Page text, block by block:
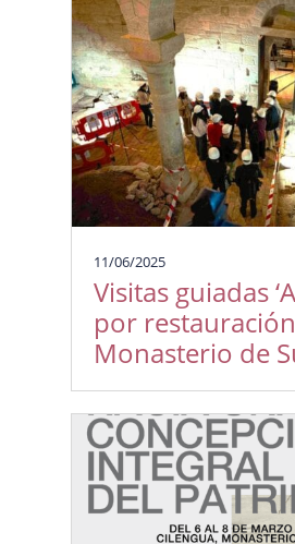
11/06/2025
Visitas guiadas
por
Monasterio de